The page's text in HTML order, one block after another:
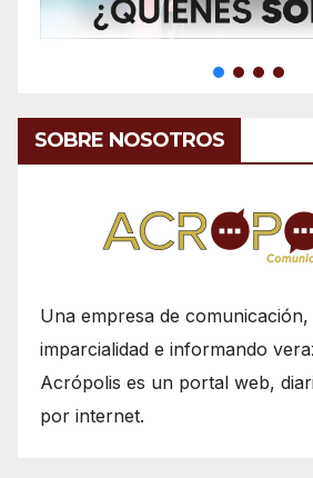
SOBRE NOSOTROS
Una empresa de
imparcialidad e informando
Acrópolis es un portal web,
por internet.